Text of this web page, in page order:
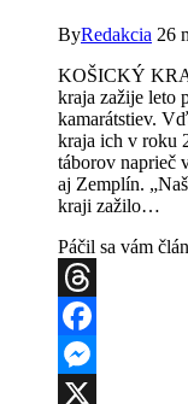
ByRedakcia 26
KOŠICKÝ
kraja zažije leto
kamarátstiev.
kraja ich v roku
táborov naprieč
aj Zemplín.
kraji zažilo…
Páčil sa vám
Threads
Facebook
Messenger